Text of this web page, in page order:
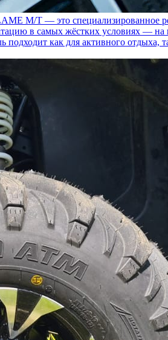
M/T — это специализированное
в самых жёстких условиях — на
подходит как для активного